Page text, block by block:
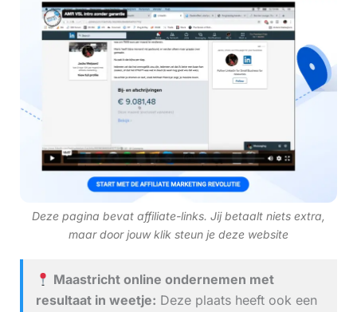
Deze pagina bevat affiliate-links. Jij betaalt niets extra,
maar door jouw klik steun je deze website
Maastricht online ondernemen met
resultaat in weetje: Deze plaats heeft ook een